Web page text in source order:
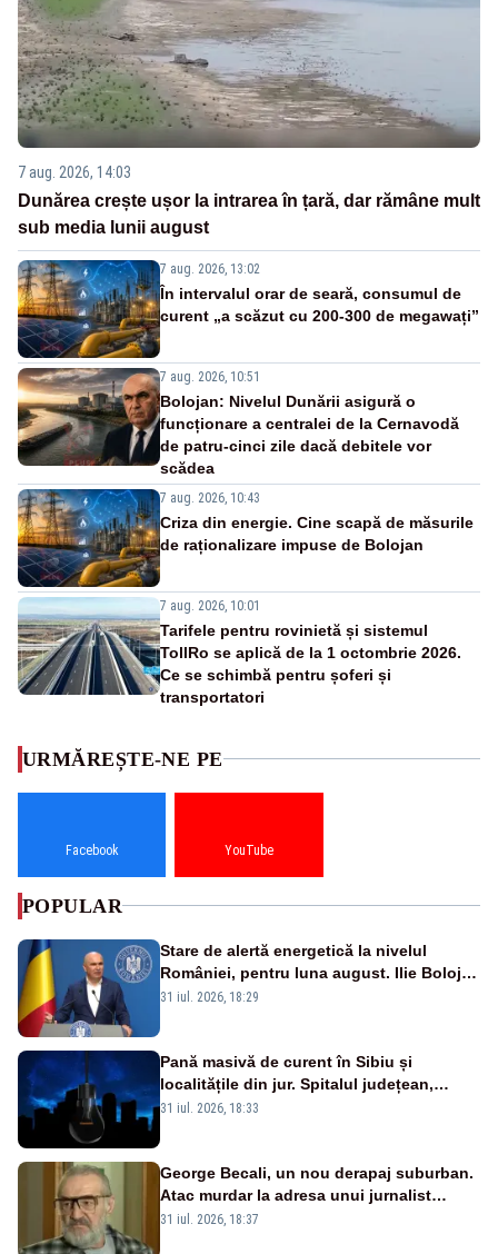
7 aug. 2026, 14:03
Dunărea crește ușor la intrarea în țară, dar rămâne mult
sub media lunii august
7 aug. 2026, 13:02
În intervalul orar de seară, consumul de
curent „a scăzut cu 200-300 de megawați”
7 aug. 2026, 10:51
Bolojan: Nivelul Dunării asigură o
funcționare a centralei de la Cernavodă
de patru-cinci zile dacă debitele vor
scădea
7 aug. 2026, 10:43
Criza din energie. Cine scapă de măsurile
de raționalizare impuse de Bolojan
7 aug. 2026, 10:01
Tarifele pentru rovinietă și sistemul
TollRo se aplică de la 1 octombrie 2026.
Ce se schimbă pentru șoferi și
transportatori
URMĂREȘTE-NE PE
Facebook YouTube
POPULAR
Stare de alertă energetică la nivelul
României, pentru luna august. Ilie Bolojan
a anunțat importuri și posibile restricții –
31 iul. 2026, 18:29
Pană masivă de curent în Sibiu și
localitățile din jur. Spitalul județean,
semafoarele, rețelele de telefonie, grav
31 iul. 2026, 18:33
George Becali, un nou derapaj suburban.
Atac murdar la adresa unui jurnalist
sportiv – AUDIO
31 iul. 2026, 18:37